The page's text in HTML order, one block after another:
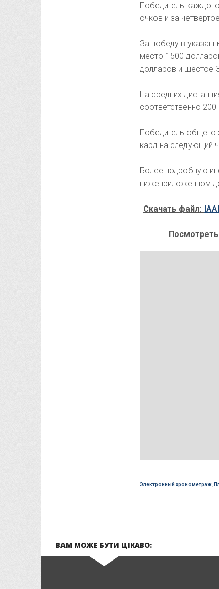
Победитель
очков и за
За победу в
место-1500
долларов и шестое-
На средних
соответственно
Победитель общего
кард на следующий
Более подробную
нижеприложенном
Скачать файл:
Электронный хронометраж
ВАМ МОЖЕ БУТИ ЦІКАВО: